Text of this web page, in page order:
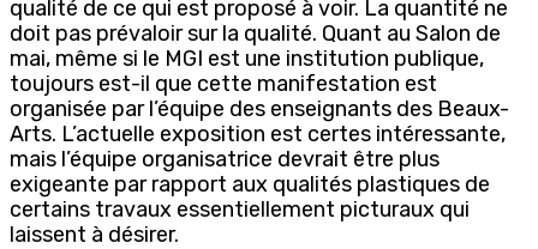
qualité de ce qui est proposé à voir. La quantité ne
doit pas prévaloir sur la qualité. Quant au Salon de
mai, même si le MGI est une institution publique,
toujours est-il que cette manifestation est
organisée par l’équipe des enseignants des Beaux-
Arts. L’actuelle exposition est certes intéressante,
mais l’équipe organisatrice devrait être plus
exigeante par rapport aux qualités plastiques de
certains travaux essentiellement picturaux qui
laissent à désirer.